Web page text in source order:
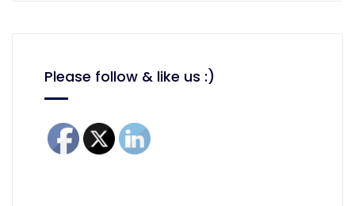
Please follow & like us :)